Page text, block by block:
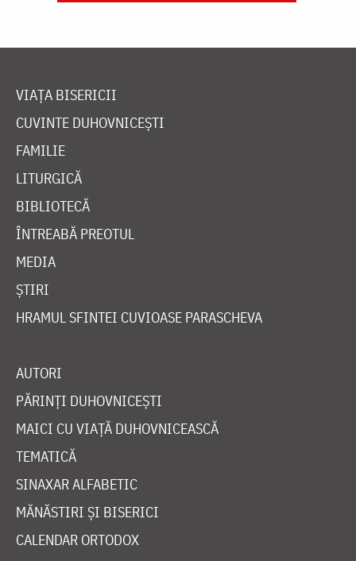
VIAȚA BISERICII
CUVINTE DUHOVNICEȘTI
FAMILIE
LITURGICĂ
BIBLIOTECĂ
ÎNTREABĂ PREOTUL
MEDIA
ȘTIRI
HRAMUL SFINTEI CUVIOASE PARASCHEVA
AUTORI
PĂRINȚI DUHOVNICEȘTI
MAICI CU VIAȚĂ DUHOVNICEASCĂ
TEMATICĂ
SINAXAR ALFABETIC
MĂNĂSTIRI ȘI BISERICI
CALENDAR ORTODOX